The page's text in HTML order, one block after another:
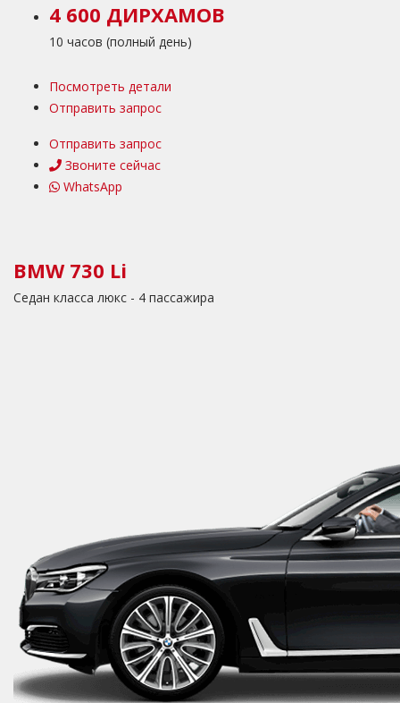
4 600 ДИРХАМОВ
10 часов (полный день)
Посмотреть детали
Отправить запрос
Отправить запрос
Звоните сейчас
WhatsApp
BMW 730 Li
Седан класса люкс - 4 пассажира